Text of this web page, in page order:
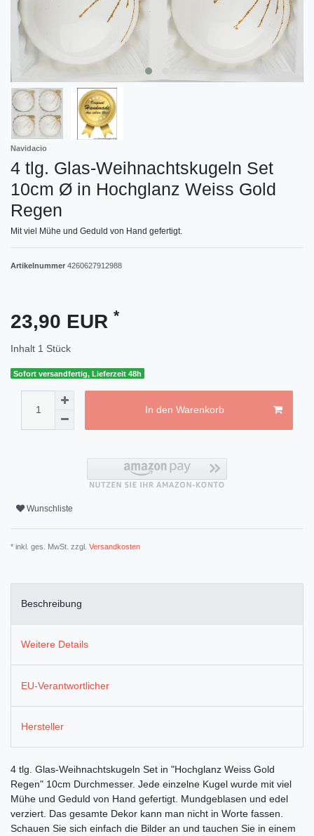
Navidacio
4 tlg. Glas-Weihnachtskugeln Set
10cm Ø in Hochglanz Weiss Gold
Regen
Mit viel Mühe und Geduld von Hand gefertigt.
Artikelnummer 4260627912988
23,90 EUR *
Inhalt 1 Stück
Sofort versandfertig, Lieferzeit 48h
In den Warenkorb
Wunschliste
* inkl. ges. MwSt. zzgl. Versandkosten
Beschreibung
Weitere Details
EU-Verantwortlicher
Hersteller
4 tlg. Glas-Weihnachtskugeln Set in "Hochglanz Weiss Gold
Regen" 10cm Durchmesser. Jede einzelne Kugel wurde mit viel
Mühe und Geduld von Hand gefertigt. Mundgeblasen und edel
verziert. Das gesamte Dekor kann man nicht in Worte fassen.
Schauen Sie sich einfach die Bilder an und tauchen Sie in einem